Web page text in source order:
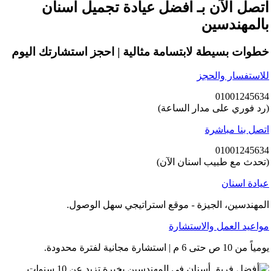
اتصل الآن بـ افضل عيادة تجميل اسنان
بالمهندسين
خطوات بسيطة لابتسامة مثالية | احجز استشارتك اليوم
للاستفسار والحجز
01001245634
(رد فوري على مدار الساعة)
اتصل بنا مباشرة
01001245634
(تحدث مع طبيب اسنان الآن)
عيادة اسنان
المهندسين، الجيزة - موقع استراتيجي سهل الوصول.
مواعيد العمل والاستشارة
يومياً من 10 ص حتى 6 م | استشارة مجانية لفترة محدودة.